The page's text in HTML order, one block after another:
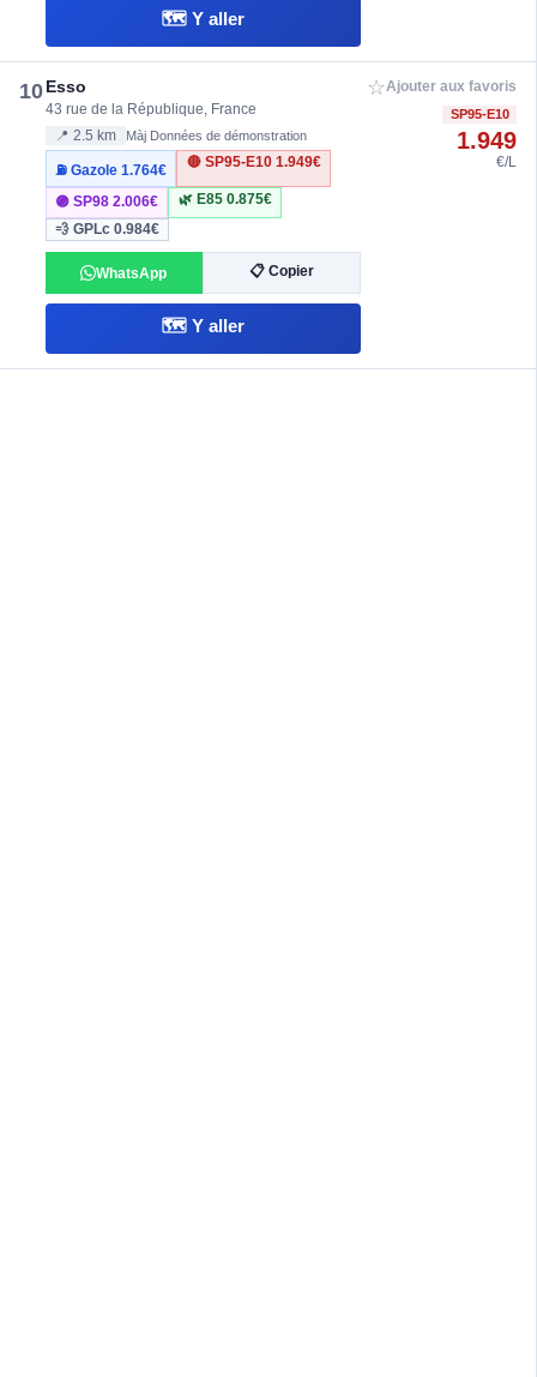
🗺️ Y aller
10Esso
43 rue de la République, France
📍 2.5 km Màj Données de démonstration
⛽ Gazole1.764€
🔴 SP95-E10 1.949€
🟣 SP982.006€ 🌿 E85 0.875€
💨 GPLc0.984€
WhatsApp 📋 Copier
🗺️ Y aller
☆Ajouter aux favoris
SP95-E10
1.949
€/L